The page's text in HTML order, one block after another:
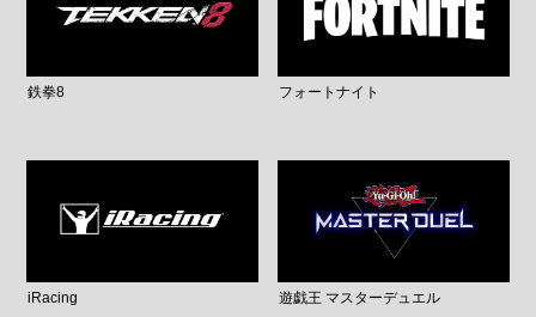
鉄拳8 フォートナイト
iRacing 遊戯王 マスターデュエル